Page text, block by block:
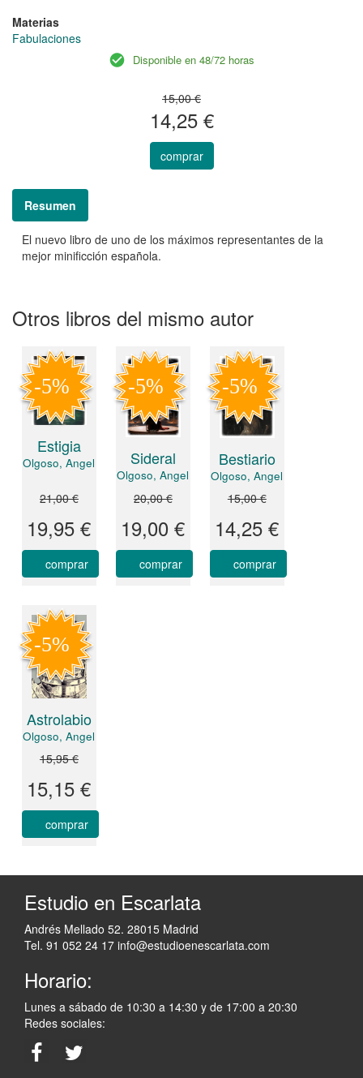
Materias
Fabulaciones
Disponible en 48/72 horas
15,00 €
14,25 €
comprar
Resumen
El nuevo libro de uno de los máximos representantes de la
mejor minificción española.
Otros libros del mismo autor
Estigia
Olgoso, Angel
21,00 €
19,95 €
comprar
Sideral
Olgoso, Angel
20,00 €
19,00 €
comprar
Bestiario
Olgoso, Angel
15,00 €
14,25 €
comprar
Astrolabio
Olgoso, Angel
15,95 €
15,15 €
comprar
Estudio en Escarlata
Andrés Mellado 52. 28015 Madrid
Tel. 91 052 24 17 info@estudioenescarlata.com
Horario:
Lunes a sábado de 10:30 a 14:30 y de 17:00 a 20:30
Redes sociales: